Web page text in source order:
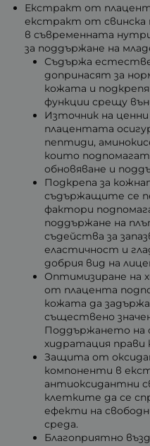
Екстракт от
екстракт от свинска
в съвременната
за поддържане на
Съдържа
допринасят за
кожата и
функции срещу
Източник на
плацентата
пептиди,
които
обновяване и
Подкрепа за
съдържащите се
фактори
поддържане на
съдейства за
еластичност и
добрия вид на
Оптимизиране на
от плацента
кожата да
съществено
Поддържането на
хидратация прави
Защита от
компоненти в
антиоксидантни
клетките да се
ефекти на
среда.
Благоприятно